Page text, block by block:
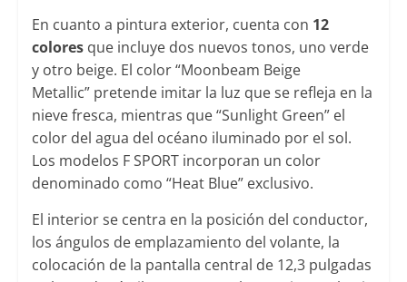
En cuanto a pintura exterior, cuenta con 12
coloresque incluye dos nuevos tonos, uno verde
y otro beige. El color “Moonbeam Beige
Metallic” pretende imitar la luz que se refleja en la
nieve fresca, mientras que “Sunlight Green” el
color del agua del océano iluminado por el sol.
Los modelos F SPORT incorporan un color
denominado como “Heat Blue” exclusivo.
El interior se centra en la posición del conductor,
los ángulos de emplazamiento del volante, la
colocación de la pantalla central de 12,3 pulgadas